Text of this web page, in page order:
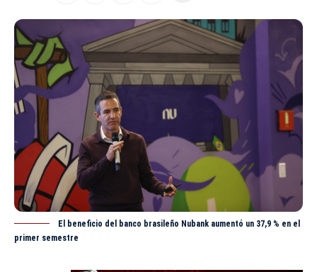
El beneficio del banco brasileño Nubank aumentó un 37,9 % en el
primer semestre